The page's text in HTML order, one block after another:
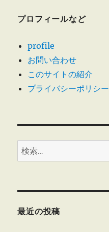
プロフィールなど
profile
お問い合わせ
このサイトの紹介
プライバシーポリシー
検
索:
最近の投稿